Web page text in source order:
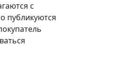
с
публикуются